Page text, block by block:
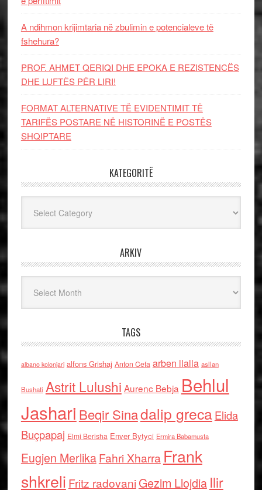
A ndihmon krijimtaria në zbulimin e potencialeve të
fshehura?
PROF. AHMET QERIQI DHE EPOKA E REZISTENCЁS
DHE LUFTЁS PЁR LIRI!
FORMAT ALTERNATIVE TË EVIDENTIMIT TË
TARIFËS POSTARE NË HISTORINË E POSTËS
SHQIPTARE
KATEGORITË
ARKIV
TAGS
albano kolonjari alfons Grishaj Anton Cefa arben llalla asllan
Bushati Astrit Lulushi Aurenc Bebja Behlul
Jashari Beqir Sinadalip grecaElida
Buçpapaj Elmi Berisha Enver Bytyci Ermira Babamusta
Eugjen MerlikaFahri Xharra Frank
shkreli Fritz radovaniGezim Llojdia Ilir